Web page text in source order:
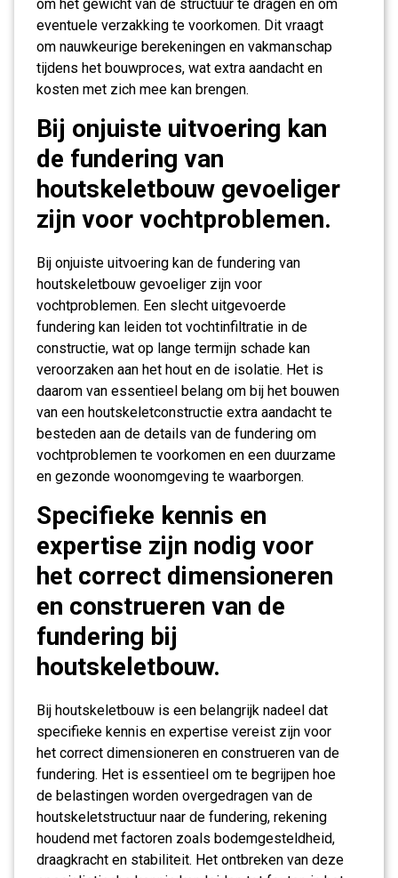
om het gewicht van de structuur te dragen en om
eventuele verzakking te voorkomen. Dit vraagt
om nauwkeurige berekeningen en vakmanschap
tijdens het bouwproces, wat extra aandacht en
kosten met zich mee kan brengen.
Bij onjuiste uitvoering kan
de fundering van
houtskeletbouw gevoeliger
zijn voor vochtproblemen.
Bij onjuiste uitvoering kan de fundering van
houtskeletbouw gevoeliger zijn voor
vochtproblemen. Een slecht uitgevoerde
fundering kan leiden tot vochtinfiltratie in de
constructie, wat op lange termijn schade kan
veroorzaken aan het hout en de isolatie. Het is
daarom van essentieel belang om bij het bouwen
van een houtskeletconstructie extra aandacht te
besteden aan de details van de fundering om
vochtproblemen te voorkomen en een duurzame
en gezonde woonomgeving te waarborgen.
Specifieke kennis en
expertise zijn nodig voor
het correct dimensioneren
en construeren van de
fundering bij
houtskeletbouw.
Bij houtskeletbouw is een belangrijk nadeel dat
specifieke kennis en expertise vereist zijn voor
het correct dimensioneren en construeren van de
fundering. Het is essentieel om te begrijpen hoe
de belastingen worden overgedragen van de
houtskeletstructuur naar de fundering, rekening
houdend met factoren zoals bodemgesteldheid,
draagkracht en stabiliteit. Het ontbreken van deze